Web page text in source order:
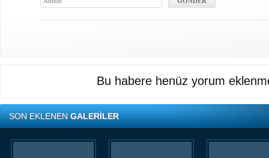
Bu habere henüz yorum
SON EKLENENGALERİLER